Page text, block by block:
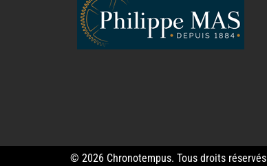
© 2026 Chronotempus. Tous droits réservés